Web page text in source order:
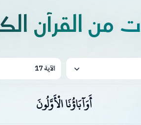
من القرآن
الآية 17
أَوَآبَاؤُنَا الْأَوَّلُونَ